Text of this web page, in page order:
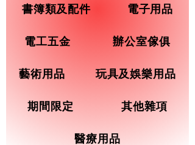
書簿類及配件 電子用品
電工五金 辦公室傢俱
藝術用品 玩具及娛樂用品
期間限定 其他雜項
醫療用品